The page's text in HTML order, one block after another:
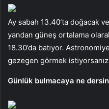
Ay sabah 13.40’ta doğacak
yandan güneş ortalama
18.30’da batıyor.
gezegen görmek
Günlük bulmacaya ne